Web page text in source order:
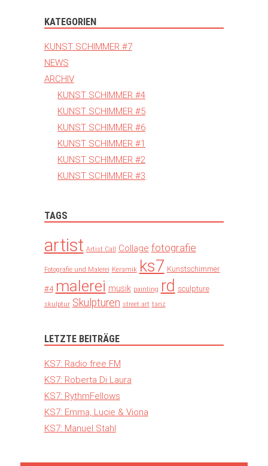
KATEGORIEN
KUNST SCHIMMER #7
NEWS
ARCHIV
KUNST SCHIMMER #4
KUNST SCHIMMER #5
KUNST SCHIMMER #6
KUNST SCHIMMER #1
KUNST SCHIMMER #2
KUNST SCHIMMER #3
TAGS
artist Artist Call Collage fotografie
Fotografie und Malerei Keramik ks7 Kunstschimmer
#4 malerei musik painting rd sculpture
skulptur Skulpturen street art tanz
LETZTE BEITRÄGE
KS7: Radio free FM
KS7: Roberta Di Laura
KS7: RythmFellows
KS7: Emma, Lucie & Viona
KS7: Manuel Stahl